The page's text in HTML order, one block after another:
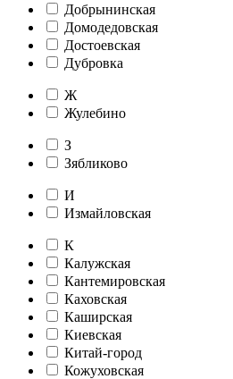
Добрынинская
Домодедовская
Достоевская
Дубровка
Ж
Жулебино
З
Зябликово
И
Измайловская
К
Калужская
Кантемировская
Каховская
Каширская
Киевская
Китай-город
Кожуховская